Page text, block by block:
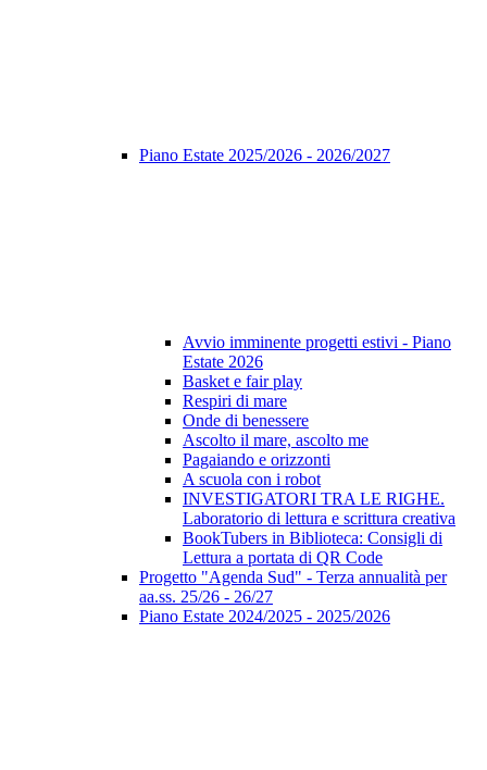
Piano Estate 2025/2026 - 2026/2027
Avvio imminente progetti estivi - Piano
Estate 2026
Basket e fair play
Respiri di mare
Onde di benessere
Ascolto il mare, ascolto me
Pagaiando e orizzonti
A scuola con i robot
INVESTIGATORI TRA LE RIGHE.
Laboratorio di lettura e scrittura creativa
BookTubers in Biblioteca: Consigli di
Lettura a portata di QR Code
Progetto "Agenda Sud" - Terza annualità per
aa.ss. 25/26 - 26/27
Piano Estate 2024/2025 - 2025/2026